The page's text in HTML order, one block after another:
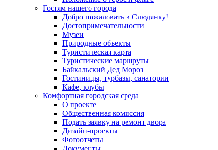
Гостям нашего города
Добро пожаловать в Слюдянку!
Достопримечательности
Музеи
Природные объекты
Туристическая карта
Туристические маршруты
Байкальский Дед Мороз
Гостиницы, турбазы, санатории
Кафе, клубы
Комфортная городская среда
О проекте
Общественная комиссия
Подать заявку на ремонт двора
Дизайн-проекты
Фотоотчеты